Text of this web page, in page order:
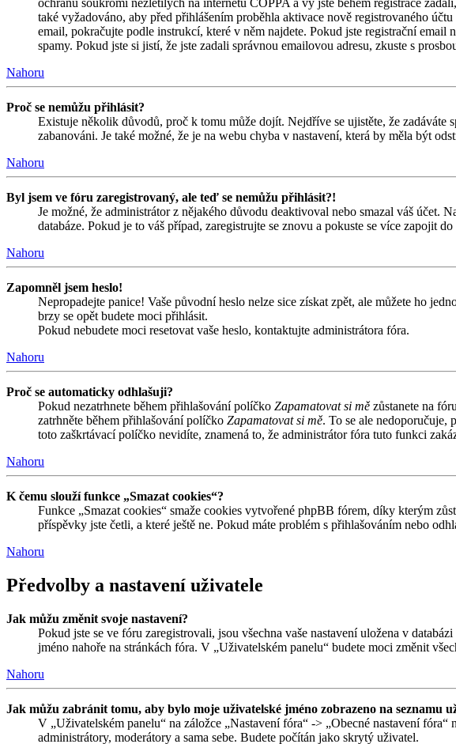
ochranu soukromí nezletilých na internetu COPPA a vy jste během registrace
také vyžadováno, aby před přihlášením proběhla aktivace nově registrovaného
email, pokračujte podle instrukcí, které v něm najdete. Pokud jste registrační
spamy. Pokud jste si jistí, že jste zadali správnou emailovou adresu, zkuste s
Nahoru
Proč se nemůžu přihlásit?
Existuje několik důvodů, proč k tomu může dojít. Nejdříve se ujistěte, že zadáváte
zabanováni. Je také možné, že je na webu chyba v nastavení, která by měla být
Nahoru
Byl jsem ve fóru zaregistrovaný, ale teď se nemůžu přihlásit?!
Je možné, že administrátor z nějakého důvodu deaktivoval nebo smazal váš
databáze. Pokud je to váš případ, zaregistrujte se znovu a pokuste se více zapojit
Nahoru
Zapomněl jsem heslo!
Nepropadejte panice! Vaše původní heslo nelze sice získat zpět, ale můžete ho
brzy se opět budete moci přihlásit.
Pokud nebudete moci resetovat vaše heslo, kontaktujte administrátora fóra.
Nahoru
Proč se automaticky odhlašuji?
Pokud nezatrhnete během přihlašování políčko Zapamatovat si mě zůstanete na
zatrhněte během přihlašování políčko Zapamatovat si mě. To se ale nedoporučuje,
toto zaškrtávací políčko nevidíte, znamená to, že administrátor fóra tuto funkci
Nahoru
K čemu slouží funkce „Smazat cookies“?
Funkce „Smazat cookies“ smaže cookies vytvořené phpBB fórem, díky kterým
příspěvky jste četli, a které ještě ne. Pokud máte problém s přihlašováním nebo
Nahoru
Předvolby a nastavení uživatele
Jak můžu změnit svoje nastavení?
Pokud jste se ve fóru zaregistrovali, jsou všechna vaše nastavení uložena v
jméno nahoře na stránkách fóra. V „Uživatelském panelu“ budete moci změnit
Nahoru
Jak můžu zabránit tomu, aby bylo moje uživatelské jméno zobrazeno na seznamu
V „Uživatelském panelu“ na záložce „Nastavení fóra“ -> „Obecné nastavení fóra“
administrátory, moderátory a sama sebe. Budete počítán jako skrytý uživatel.